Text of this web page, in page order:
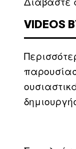
VIDEOS